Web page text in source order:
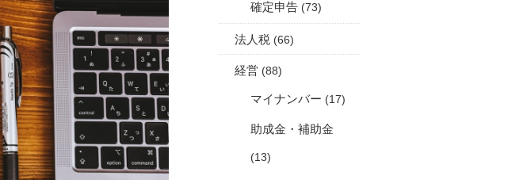
確定申告 (73)
法人税 (66)
経営 (88)
マイナンバー (17)
助成金・補助金
(13)